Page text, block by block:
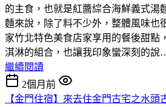
的主食，也就是紅醬綜合海鮮義式湯
麵來說，除了料不少外，整體風味也
家竹北特色美食店家享用的餐後甜點
淇淋的組合，也讓我印象蠻深刻的說
繼續閱讀
2個月前
【金門住宿】來去住金門古宅之水